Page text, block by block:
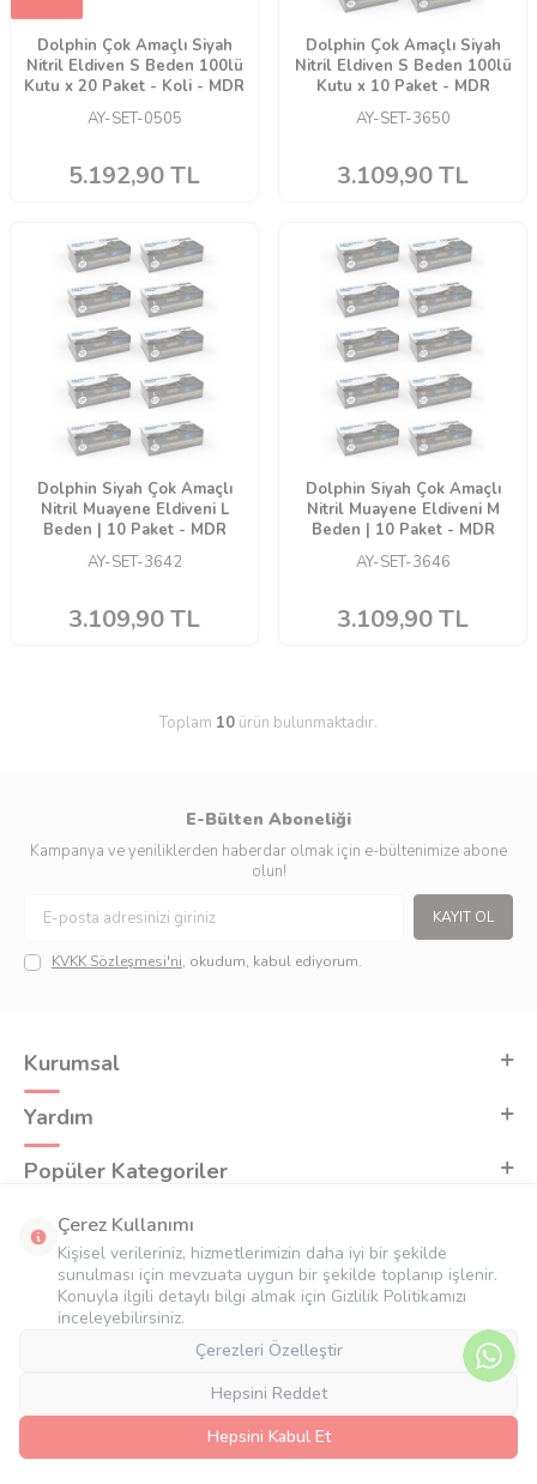
Dolphin Çok Amaçlı Siyah
Nitril Eldiven S Beden 100lü
Kutu x 20 Paket - Koli - MDR
AY-SET-0505
5.192,90TL
Dolphin Çok Amaçlı Siyah
Nitril Eldiven S Beden 100lü
Kutu x 10 Paket - MDR
AY-SET-3650
3.109,90TL
Dolphin Siyah Çok Amaçlı
Nitril Muayene Eldiveni L
Beden | 10 Paket - MDR
AY-SET-3642
3.109,90TL
Dolphin Siyah Çok Amaçlı
Nitril Muayene Eldiveni M
Beden | 10 Paket - MDR
AY-SET-3646
3.109,90TL
Toplam 10 ürün bulunmaktadır.
E-Bülten Aboneliği
Kampanya ve yeniliklerden haberdar olmak için e-bültenimize abone
olun!
KAYIT OL
KVKK Sözleşmesi'ni, okudum, kabul ediyorum.
Kurumsal
Yardım
Popüler Kategoriler
Adres & İletişim
Çerez Kullanımı
Kişisel verileriniz, hizmetlerimizin daha iyi bir şekilde
sunulması için mevzuata uygun bir şekilde toplanıp işlenir.
Konuyla ilgili detaylı bilgi almak için Gizlilik Politikamızı
inceleyebilirsiniz.
Çerezleri Özelleştir
Hepsini Reddet
Hepsini Kabul Et